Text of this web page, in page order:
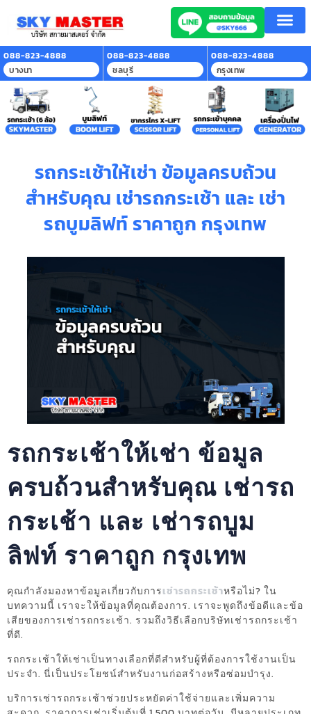
088-823-4888
บางนา
088-823-4888
ชลบุรี
088-823-4888
กรุงเทพ
รถกระเช้าให้เช่า ข้อมูลครบถ้วน
สำหรับคุณ เช่ารถกระเช้า และ เช่า
รถบูมลิฟท์ ราคาถูก กรุงเทพ
รถกระเช้าให้เช่า ข้อมูล
ครบถ้วนสำหรับคุณ เช่ารถ
กระเช้า และ เช่ารถบูม
ลิฟท์ ราคาถูก กรุงเทพ
คุณกำลังมองหาข้อมูลเกี่ยวกับการเช่ารถกระเช้าหรือไม่? ใน
บทความนี้ เราจะให้ข้อมูลที่คุณต้องการ. เราจะพูดถึงข้อดีและข้อ
เสียของการเช่ารถกระเช้า. รวมถึงวิธีเลือกบริษัทเช่ารถกระเช้า
ที่ดี.
รถกระเช้าให้เช่าเป็นทางเลือกที่ดีสำหรับผู้ที่ต้องการใช้งานเป็น
ประจำ. นี่เป็นประโยชน์สำหรับงานก่อสร้างหรือซ่อมบำรุง.
บริการเช่ารถกระเช้าช่วยประหยัดค่าใช้จ่ายและเพิ่มความ